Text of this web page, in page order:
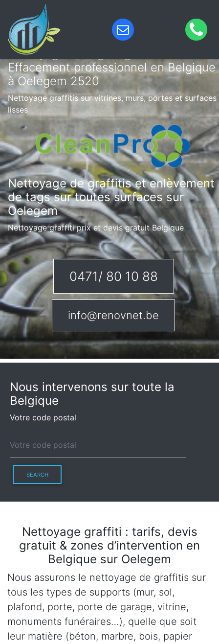
Nettoyage de tags & graffitis –
Effacement professionnel en Belgique
à Oelegem 2520
Nettoyage graffitis sur vitrines, murs, portes et surfaces
lisses
Nettoyage de graffitis et enlèvement
de tags sur toutes surfaces sur
Oelegem
Nettoyage graffiti prix et devis gratuit Belgique
0471/ 80 10 88
info@renovnet.be
Nous intervenons sur toute la
Belgique
Votre code postal
SEARCH
Nettoyage graffiti : tarifs, devis
gratuit & zones d’intervention en
Belgique sur Oelegem
Nous assurons le nettoyage de graffitis sur
tous les types de supports (mur, sol,
plafond, porte, porte de garage, vitrine,
monuments funéraires…), quelle que soit
leur matière (béton, marbre, bois, papier